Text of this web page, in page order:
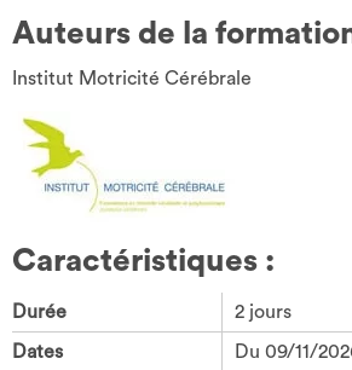
Auteurs de la
Institut Motricité Cérébrale
Caractéristiques :
Durée 2 jours
Dates Du 09/11/